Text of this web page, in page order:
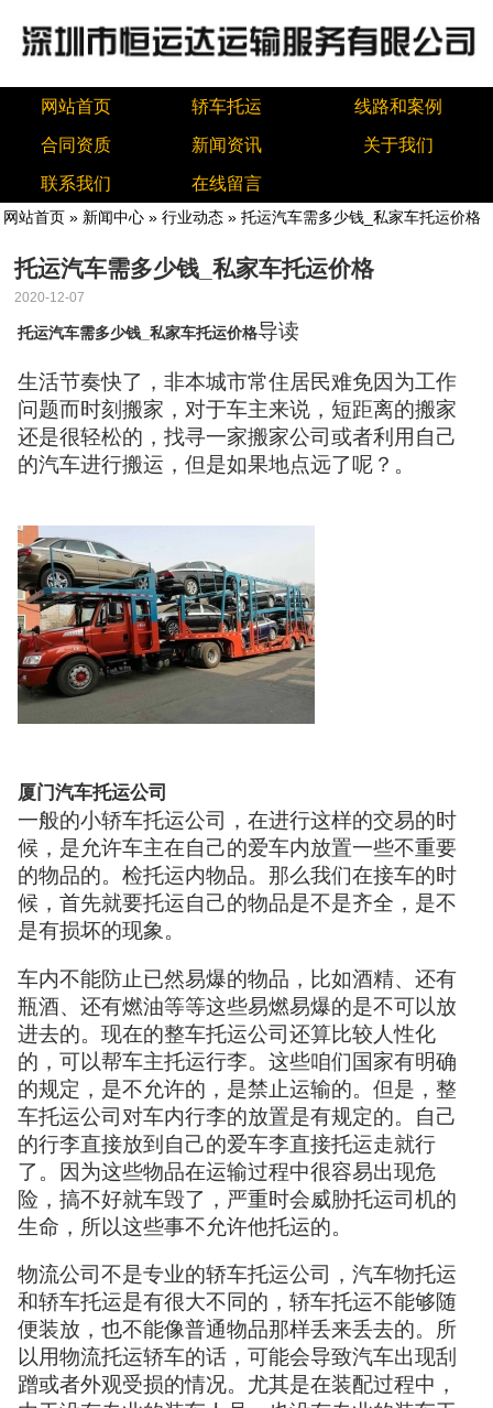
网站首页 轿车托运 线路和案例
合同资质 新闻资讯 关于我们
联系我们 在线留言
网站首页 » 新闻中心 » 行业动态 » 托运汽车需多少钱_私家车托运价格
托运汽车需多少钱_私家车托运价格
2020-12-07
托运汽车需多少钱_私家车托运价格导读
生活节奏快了，非本城市常住居民难免因为工作
问题而时刻搬家，对于车主来说，短距离的搬家
还是很轻松的，找寻一家搬家公司或者利用自己
的汽车进行搬运，但是如果地点远了呢？。
厦门汽车托运公司
一般的小轿车托运公司，在进行这样的交易的时
候，是允许车主在自己的爱车内放置一些不重要
的物品的。检托运内物品。那么我们在接车的时
候，首先就要托运自己的物品是不是齐全，是不
是有损坏的现象。
车内不能防止已然易爆的物品，比如酒精、还有
瓶酒、还有燃油等等这些易燃易爆的是不可以放
进去的。现在的整车托运公司还算比较人性化
的，可以帮车主托运行李。这些咱们国家有明确
的规定，是不允许的，是禁止运输的。但是，整
车托运公司对车内行李的放置是有规定的。自己
的行李直接放到自己的爱车李直接托运走就行
了。因为这些物品在运输过程中很容易出现危
险，搞不好就车毁了，严重时会威胁托运司机的
生命，所以这些事不允许他托运的。
物流公司不是专业的轿车托运公司，汽车物托运
和轿车托运是有很大不同的，轿车托运不能够随
便装放，也不能像普通物品那样丢来丢去的。所
以用物流托运轿车的话，可能会导致汽车出现刮
蹭或者外观受损的情况。尤其是在装配过程中，